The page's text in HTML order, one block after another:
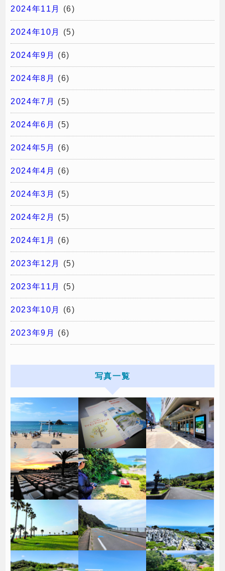
2024年11月 (6)
2024年10月 (5)
2024年9月 (6)
2024年8月 (6)
2024年7月 (5)
2024年6月 (5)
2024年5月 (6)
2024年4月 (6)
2024年3月 (5)
2024年2月 (5)
2024年1月 (6)
2023年12月 (5)
2023年11月 (5)
2023年10月 (6)
2023年9月 (6)
写真一覧